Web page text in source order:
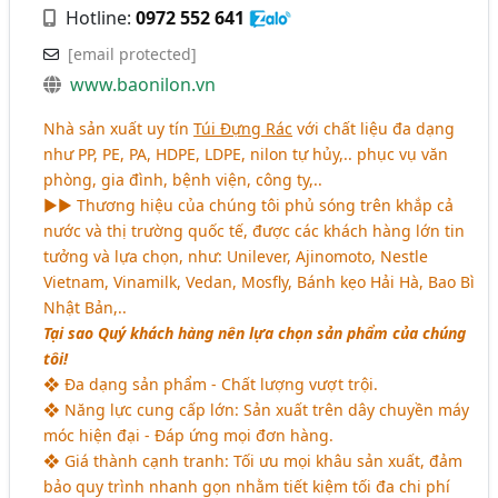
Hotline:0972 552 641
[email protected]
www.baonilon.vn
Nhà sản xuất uy tínTúi Đựng Rác với chất liệu đa dạng
như PP, PE, PA, HDPE, LDPE, nilon tự hủy,.. phục vụ văn
phòng, gia đình, bệnh viện, công ty,..
►► Thương hiệu của chúng tôi phủ sóng trên khắp cả
nước và thị trường quốc tế, được các khách hàng lớn tin
tưởng và lựa chọn, như: Unilever, Ajinomoto, Nestle
Vietnam, Vinamilk, Vedan, Mosfly, Bánh kẹo Hải Hà, Bao Bì
Nhật Bản,..
Tại sao Quý khách hàng nên lựa chọn sản phẩm của chúng
tôi!
❖ Đa dạng sản phẩm - Chất lượng vượt trội.
❖ Năng lực cung cấp lớn: Sản xuất trên dây chuyền máy
móc hiện đại - Đáp ứng mọi đơn hàng.
❖ Giá thành cạnh tranh: Tối ưu mọi khâu sản xuất, đảm
bảo quy trình nhanh gọn nhằm tiết kiệm tối đa chi phí